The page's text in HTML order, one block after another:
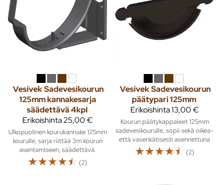
Vesivek Sadevesikourun
125mm kannakesarja
säädettävä 4kpl
Erikoishinta25,00 €
Ulkopuolinen kourukannake 125mm
kourulle, sarja riittää 3m kourun
asentamiseen, säädettävä.
☆☆☆☆☆ (2)
Vesivek Sadevesikourun
päätypari 125mm
Erikoishinta13,00 €
Kourun päätykappaleet 125mm
sadevesikourulle, sopii sekä oikea-
että vasenkätisesti asennettuna
☆☆☆☆☆ (2)